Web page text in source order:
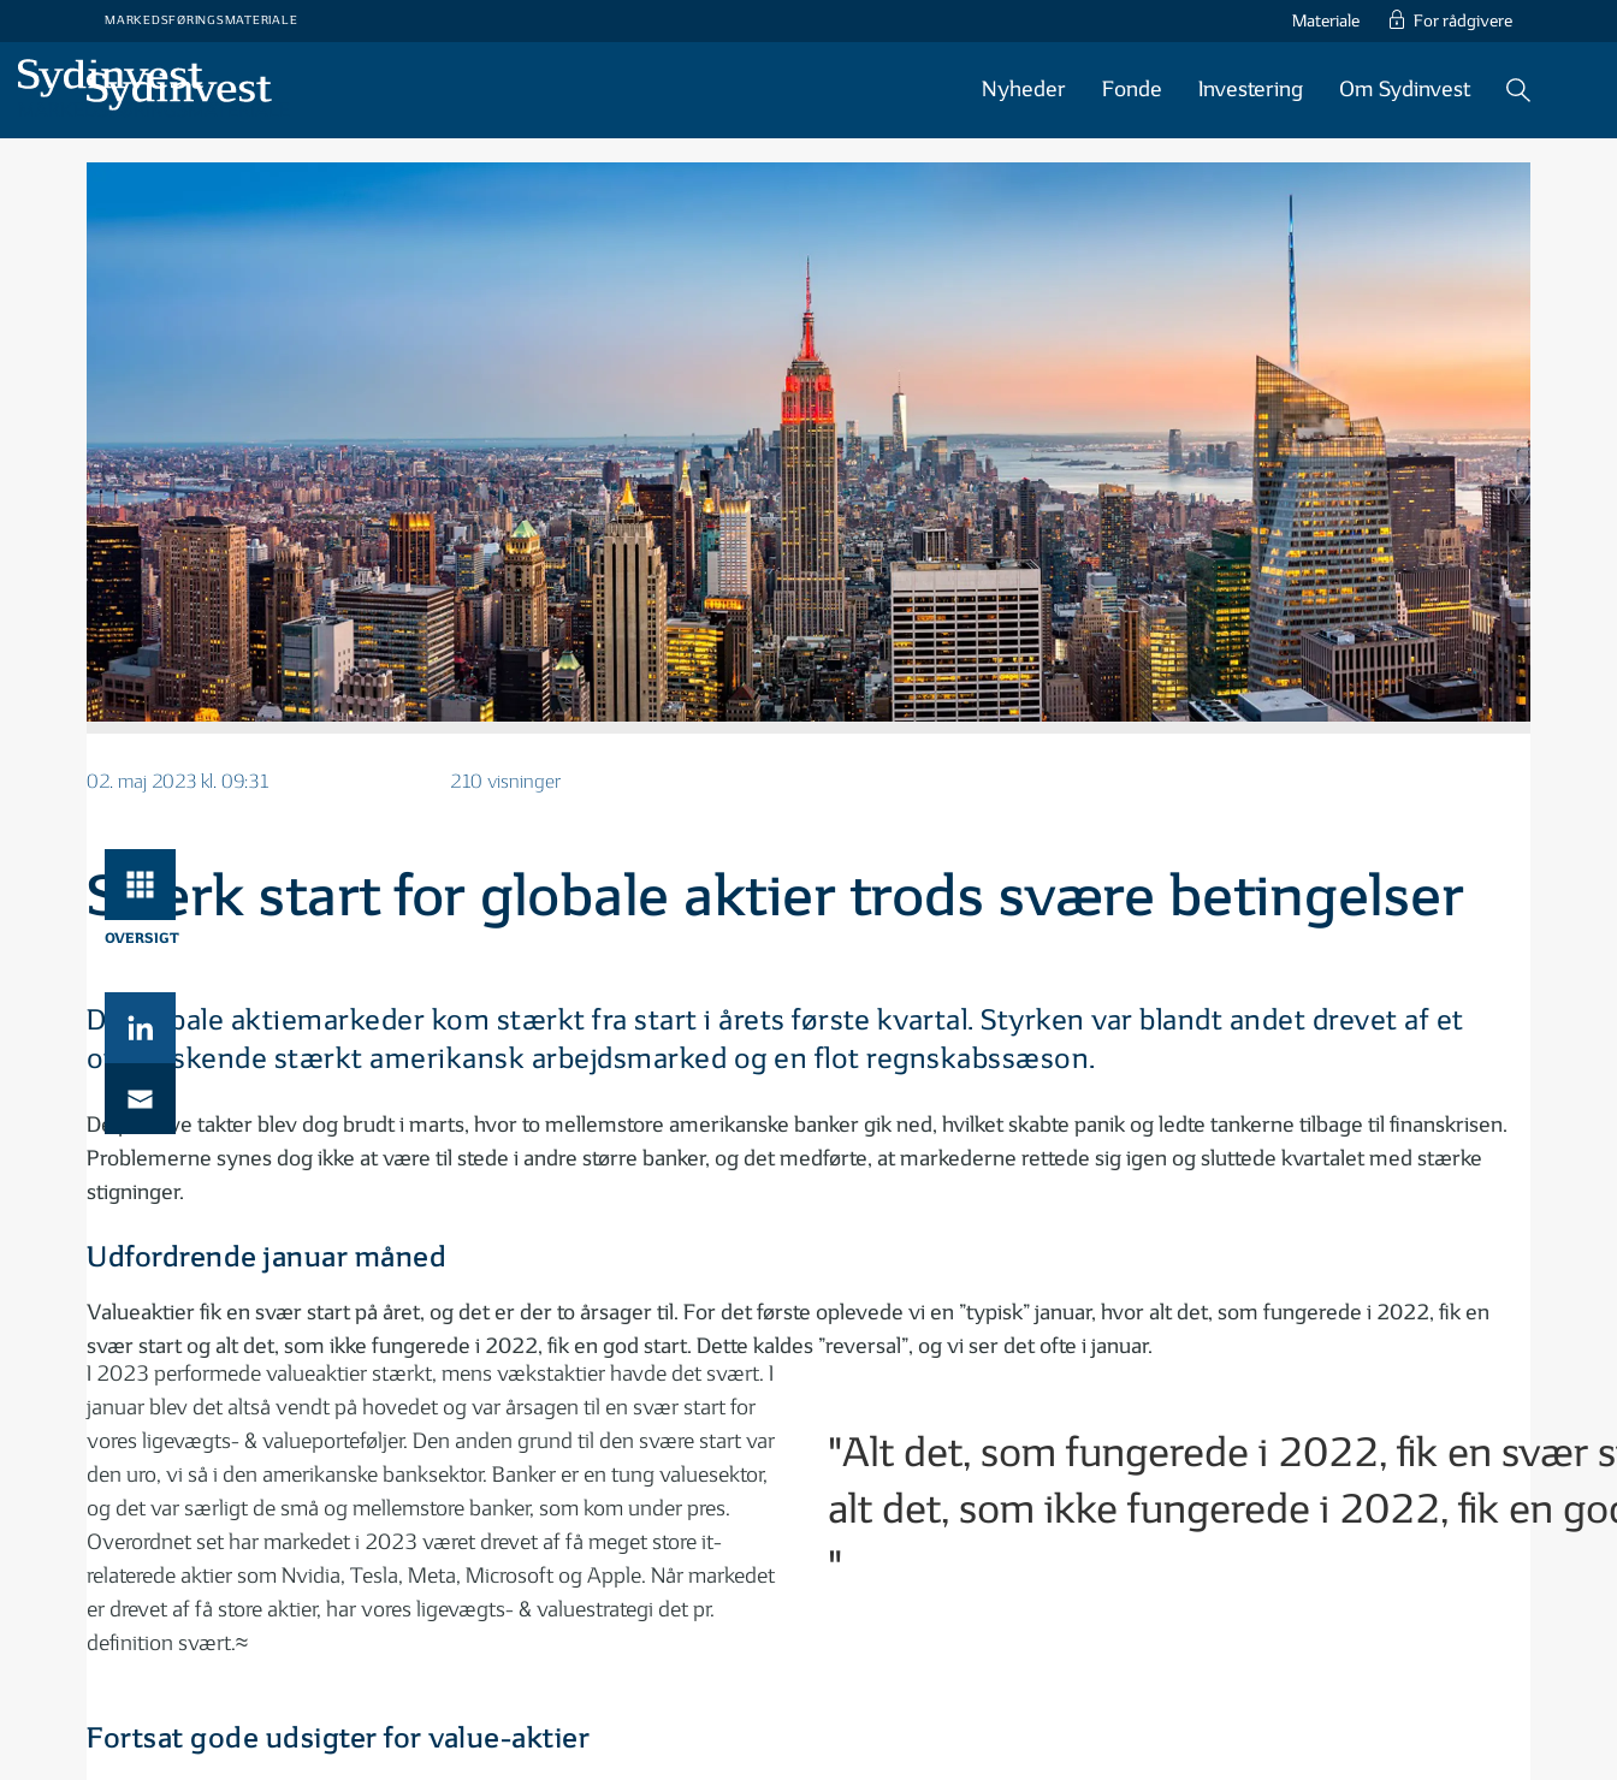
MARKEDSFØRINGSMATERIALE Materiale For rådgivere
MARKEDSFØRINGSMATERIALE
Nyheder Fonde Investering Om Sydinvest
OVERSIGT
02. maj 2023 kl. 09:31 210 visninger
Stærk start for globale aktier trods svære betingelser
De globale aktiemarkeder kom stærkt fra start i årets første kvartal. Styrken var blandt andet drevet af et
overraskende stærkt amerikansk arbejdsmarked og en flot regnskabssæson.
De positive takter blev dog brudt i marts, hvor to mellemstore amerikanske banker gik ned, hvilket skabte panik og ledte tankerne tilbage til finanskrisen.
Problemerne synes dog ikke at være til stede i andre større banker, og det medførte, at markederne rettede sig igen og sluttede kvartalet med stærke
stigninger.
Udfordrende januar måned
Valueaktier fik en svær start på året, og det er der to årsager til. For det første oplevede vi en ”typisk” januar, hvor alt det, som fungerede i 2022, fik en
svær start og alt det, som ikke fungerede i 2022, fik en god start. Dette kaldes ”reversal”, og vi ser det ofte i januar.
I 2023 performede valueaktier stærkt, mens vækstaktier havde det svært. I
januar blev det altså vendt på hovedet og var årsagen til en svær start for
vores ligevægts- & valueporteføljer. Den anden grund til den svære start var
den uro, vi så i den amerikanske banksektor. Banker er en tung valuesektor,
og det var særligt de små og mellemstore banker, som kom under pres.
Overordnet set har markedet i 2023 været drevet af få meget store it-
relaterede aktier som Nvidia, Tesla, Meta, Microsoft og Apple. Når markedet
er drevet af få store aktier, har vores ligevægts- & valuestrategi det pr.
definition svært.≈
"Alt det, som fungerede i 2022, fik en svær
alt det, som ikke fungerede i 2022, fik en
"
Fortsat gode udsigter for value-aktier